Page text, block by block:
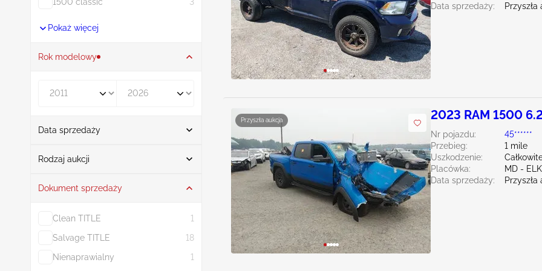
Pokaż więcej
Rok modelowy
Data sprzedaży
Od
Rodzaj aukcji
Licytacja 65
Dokument sprzedaży
Clean TITLE
1
Salvage TITLE
18
Nienaprawialny
1
Data sprzedaży:
Przyszła
Przyszła aukcja 2023 RAM 1500
Nr pojazdu:
45******
Przebieg:
1 mile
Uszkodzenie:
Placówka:
MD -
Data sprzedaży:
Przyszła